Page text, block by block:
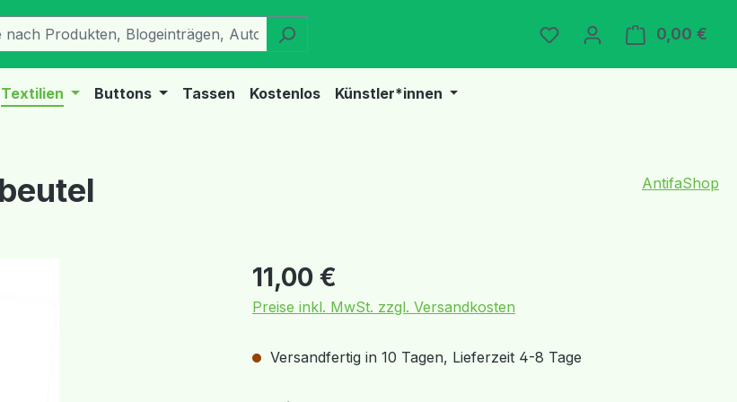
Du hast 0 Produkte auf
0,00 €
Textilien Buttons Tassen Kostenlos Künstler*innen
AntifaShop
Regulärer Preis:
11,00 €
Preise inkl. MwSt. zzgl. Versandkosten
Versandfertig in 10 Tagen, Lieferzeit 4-8 Tage